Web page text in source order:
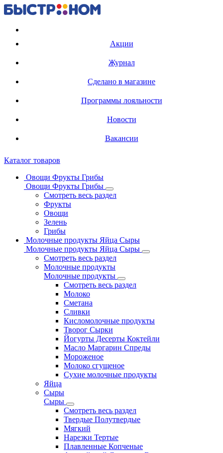
Акции
Журнал
Сделано в магазине
Программы лояльности
Новости
Вакансии
Каталог товаров
Овощи Фрукты Грибы
Овощи Фрукты Грибы
Смотреть весь раздел
Фрукты
Овощи
Зелень
Грибы
Молочные продукты Яйца Сыры
Молочные продукты Яйца Сыры
Смотреть весь раздел
Молочные продукты
Молочные продукты
Смотреть весь раздел
Молоко
Сметана
Сливки
Кисломолочные продукты
Творог Сырки
Йогурты Десерты Коктейли
Масло Маргарин Спреды
Мороженое
Молоко сгущеное
Сухие молочные продукты
Яйца
Сыры
Сыры
Смотреть весь раздел
Твердые Полутвердые
Мягкий
Нарезки Тертые
Плавленные Копченые